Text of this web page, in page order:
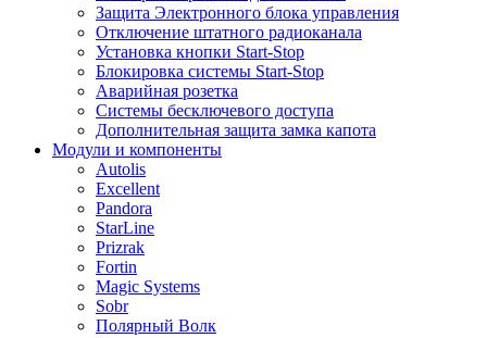
Защита Электронного блока управления
Отключение штатного радиоканала
Установка кнопки Start-Stop
Блокировка системы Start-Stop
Аварийная розетка
Системы бесключевого доступа
Дополнительная защита замка капота
Модули и компоненты
Autolis
Excellent
Pandora
StarLine
Prizrak
Fortin
Magic Systems
Sobr
Полярный Волк